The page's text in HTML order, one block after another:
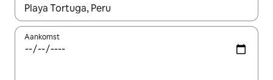
Wanneer er suggesties beschikbaar zijn, maak je een keuze
Aankomst